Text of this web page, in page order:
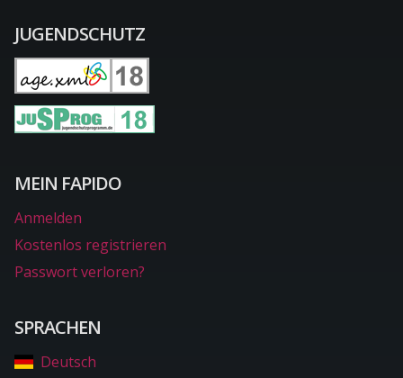
JUGENDSCHUTZ
MEIN FAPIDO
Anmelden
Kostenlos registrieren
Passwort verloren?
SPRACHEN
Deutsch